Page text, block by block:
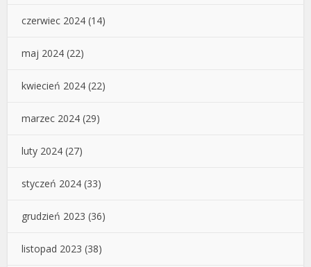
czerwiec 2024 (14)
maj 2024 (22)
kwiecień 2024 (22)
marzec 2024 (29)
luty 2024 (27)
styczeń 2024 (33)
grudzień 2023 (36)
listopad 2023 (38)